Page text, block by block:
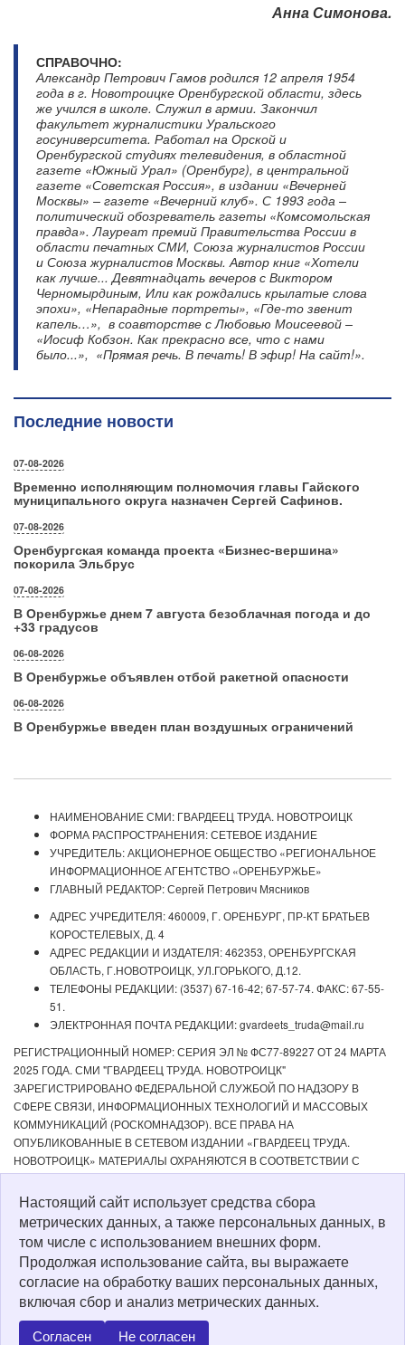
Анна Симонова.
СПРАВОЧНО:
Александр Петрович Гамов родился 12 апреля 1954
года в г. Новотроицке Оренбургской области, здесь
же учился в школе. Служил в армии. Закончил
факультет журналистики Уральского
госуниверситета. Работал на Орской и
Оренбургской студиях телевидения, в областной
газете «Южный Урал» (Оренбург), в центральной
газете «Советская Россия», в издании «Вечерней
Москвы» – газете «Вечерний клуб». С 1993 года –
политический обозреватель газеты «Комсомольская
правда». Лауреат премий Правительства России в
области печатных СМИ, Союза журналистов России
и Союза журналистов Москвы. Автор книг «Хотели
как лучше... Девятнадцать вечеров с Виктором
Черномырдиным, Или как рождались крылатые слова
эпохи», «Непарадные портреты», «Где-то звенит
капель…», в соавторстве с Любовью Моисеевой –
«Иосиф Кобзон. Как прекрасно все, что с нами
было...», «Прямая речь. В печать! В эфир! На сайт!».
Последние новости
07-08-2026
Временно исполняющим полномочия главы Гайского
муниципального округа назначен Сергей Сафинов.
07-08-2026
Оренбургская команда проекта «Бизнес‑вершина»
покорила Эльбрус
07-08-2026
В Оренбуржье днем 7 августа безоблачная погода и до
+33 градусов
06-08-2026
В Оренбуржье объявлен отбой ракетной опасности
06-08-2026
В Оренбуржье введен план воздушных ограничений
НАИМЕНОВАНИЕ СМИ: ГВАРДЕЕЦ ТРУДА. НОВОТРОИЦК
ФОРМА РАСПРОСТРАНЕНИЯ: СЕТЕВОЕ ИЗДАНИЕ
УЧРЕДИТЕЛЬ: АКЦИОНЕРНОЕ ОБЩЕСТВО «РЕГИОНАЛЬНОЕ
ИНФОРМАЦИОННОЕ АГЕНТСТВО «ОРЕНБУРЖЬЕ»
ГЛАВНЫЙ РЕДАКТОР: Сергей Петрович Мясников
АДРЕС УЧРЕДИТЕЛЯ: 460009, Г. ОРЕНБУРГ, ПР-КТ БРАТЬЕВ
КОРОСТЕЛЕВЫХ, Д. 4
АДРЕС РЕДАКЦИИ И ИЗДАТЕЛЯ: 462353, ОРЕНБУРГСКАЯ
ОБЛАСТЬ, Г.НОВОТРОИЦК, УЛ.ГОРЬКОГО, Д.12.
ТЕЛЕФОНЫ РЕДАКЦИИ: (3537) 67-16-42; 67-57-74. ФАКС: 67-55-
51.
ЭЛЕКТРОННАЯ ПОЧТА РЕДАКЦИИ: gvardeets_truda@mail.ru
РЕГИСТРАЦИОННЫЙ НОМЕР: СЕРИЯ ЭЛ № ФС77-89227 ОТ 24 МАРТА
2025 ГОДА. СМИ "ГВАРДЕЕЦ ТРУДА. НОВОТРОИЦК"
ЗАРЕГИСТРИРОВАНО ФЕДЕРАЛЬНОЙ СЛУЖБОЙ ПО НАДЗОРУ В
СФЕРЕ СВЯЗИ, ИНФОРМАЦИОННЫХ ТЕХНОЛОГИЙ И МАССОВЫХ
КОММУНИКАЦИЙ (РОСКОМНАДЗОР). ВСЕ ПРАВА НА
ОПУБЛИКОВАННЫЕ В СЕТЕВОМ ИЗДАНИИ «ГВАРДЕЕЦ ТРУДА.
НОВОТРОИЦК» МАТЕРИАЛЫ ОХРАНЯЮТСЯ В СООТВЕТСТВИИ С
ЗАКОНОДАТЕЛЬСТВОМ РФ. ЛЮБОЕ ИСПОЛЬЗОВАНИЕ МАТЕРИАЛОВ
ДОПУСКАЕТСЯ ТОЛЬКО ПО СОГЛАСОВАНИЮ С РЕДАКЦИЕЙ С
ОБЯЗАТЕЛЬНОЙ АКТИВНОЙ ССЫЛКОЙ НА ИСТОЧНИК. РЕДАКЦИЯ НЕ
НЕСЕТ ОТВЕТСТВЕННОСТИ ЗА ДОСТОВЕРНОСТЬ РЕКЛАМНЫХ
МАТЕРИАЛОВ, РАЗМЕЩЕННЫХ В СЕТЕВОМ ИЗДАНИИ «ГВАРДЕЕЦ
ТРУДА. НОВОТРОИЦК», А ТАКЖЕ ЗА СОДЕРЖАНИЕ ВЕБ-САЙТОВ, НА
КОТОРЫЕ ДАНЫ ГИПЕРССЫЛКИ. ДЛЯ ДЕТЕЙ СТАРШЕ 16 ЛЕТ.
Политика о персональных данных
Настоящий сайт использует средства сбора
метрических данных, а также персональных данных, в
том числе с использованием внешних форм.
Продолжая использование сайта, вы выражаете
согласие на обработку ваших персональных данных,
включая сбор и анализ метрических данных.
Согласен Не согласен